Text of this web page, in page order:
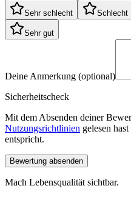
Sehr schlecht Schlecht
Sehr gut
Deine Anmerkung (optional)
Sicherheitscheck
Mit dem Absenden deiner
Nutzungsrichtlinien gelesen
entspricht.
Bewertung absenden
Mach Lebensqualität sichtbar.